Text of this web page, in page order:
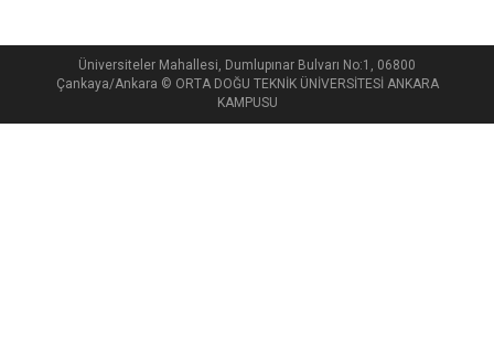
Üniversiteler Mahallesi, Dumlupınar Bulvarı No:1, 06800
Çankaya/Ankara © ORTA DOĞU TEKNİK ÜNİVERSİTESİ ANKARA
KAMPUSU